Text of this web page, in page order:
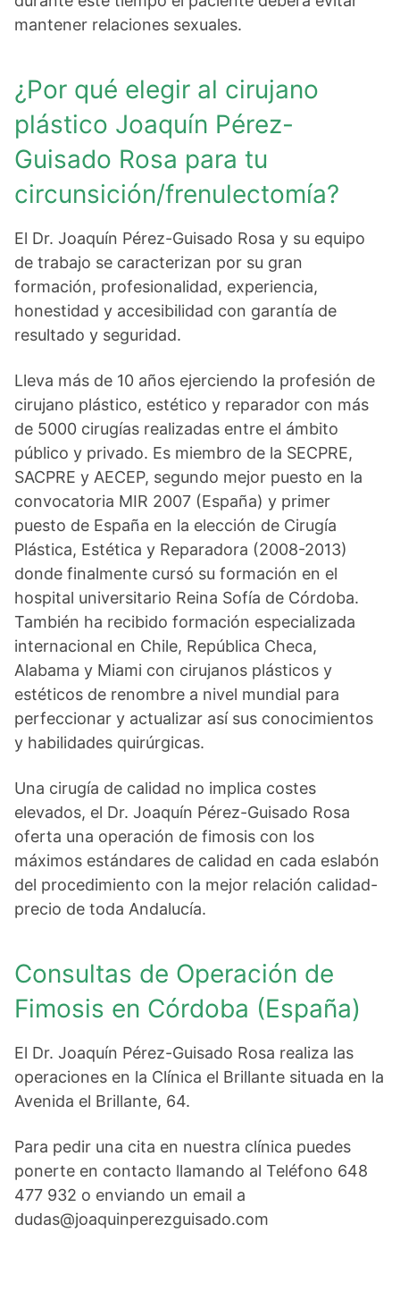
mantener relaciones sexuales.
¿Por qué elegir al cirujano
plástico Joaquín Pérez-
Guisado Rosa para tu
circunsición/frenulectomía?
El Dr. Joaquín Pérez-Guisado Rosa y su equipo
de trabajo se caracterizan por su gran
formación, profesionalidad, experiencia,
honestidad y accesibilidad con garantía de
resultado y seguridad.
Lleva más de 10 años ejerciendo la profesión de
cirujano plástico, estético y reparador con más
de 5000 cirugías realizadas entre el ámbito
público y privado. Es miembro de la SECPRE,
SACPRE y AECEP, segundo mejor puesto en la
convocatoria MIR 2007 (España) y primer
puesto de España en la elección de Cirugía
Plástica, Estética y Reparadora (2008-2013)
donde finalmente cursó su formación en el
hospital universitario Reina Sofía de Córdoba.
También ha recibido formación especializada
internacional en Chile, República Checa,
Alabama y Miami con cirujanos plásticos y
estéticos de renombre a nivel mundial para
perfeccionar y actualizar así sus conocimientos
y habilidades quirúrgicas.
Una cirugía de calidad no implica costes
elevados, el Dr. Joaquín Pérez-Guisado Rosa
oferta una operación de fimosis con los
máximos estándares de calidad en cada eslabón
del procedimiento con la mejor relación calidad-
precio de toda Andalucía.
Consultas de Operación de
Fimosis en Córdoba (España)
El Dr. Joaquín Pérez-Guisado Rosa realiza las
operaciones en la Clínica el Brillante situada en la
Avenida el Brillante, 64.
Para pedir una cita en nuestra clínica puedes
ponerte en contacto llamando al Teléfono 648
477 932 o enviando un email a
dudas@joaquinperezguisado.com